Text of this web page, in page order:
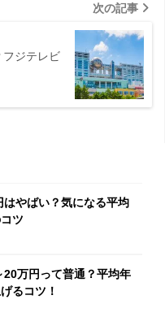
次の記事
フジテレビ
やばい？気になる平均
ツ
万円って普通？平均年
るコツ！